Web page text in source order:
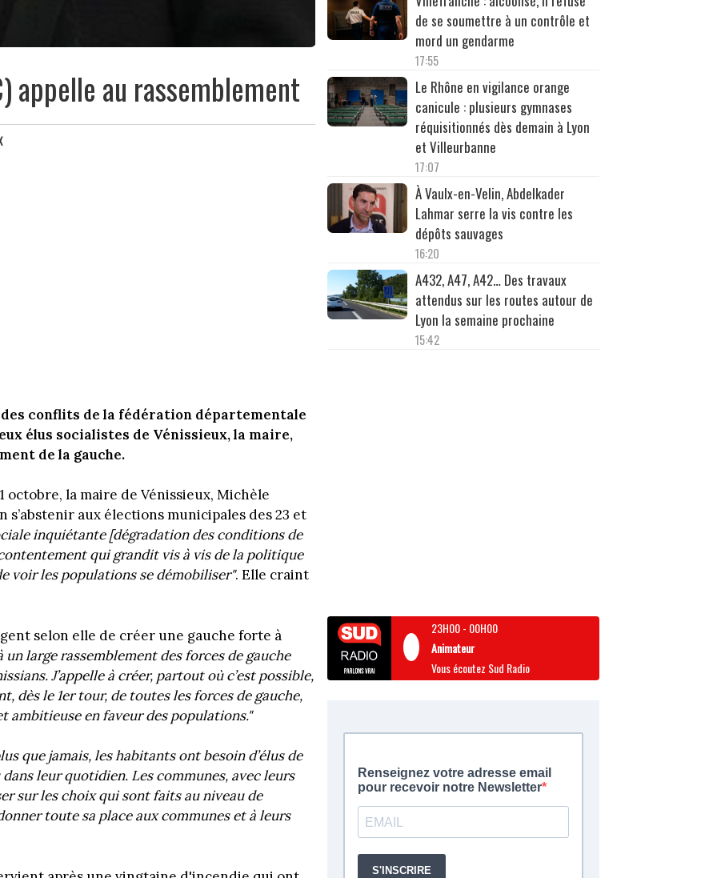
appelle au rassemblement
conflits de la fédération départementale
élus socialistes de Vénissieux, la maire,
de la gauche.
octobre, la maire de Vénissieux, Michèle
s’abstenir aux élections municipales des 23 et
inquiétante [dégradation des conditions de
qui grandit vis à vis de la politique
voir les populations se démobiliser". Elle craint
selon elle de créer une gauche forte à
un large rassemblement des forces de gauche
J’appelle à créer, partout où c’est possible,
dès le 1er tour, de toutes les forces de gauche,
en faveur des populations."
que jamais, les habitants ont besoin d’élus de
leur quotidien. Les communes, avec leurs
sur les choix qui sont faits au niveau de
toute sa place aux communes et à leurs
de se soumettre à un contrôle et
mord un gendarme
17:55
Le Rhône en vigilance orange
canicule : plusieurs gymnases
réquisitionnés dès demain à Lyon
et Villeurbanne
17:07
À Vaulx-en-Velin, Abdelkader
Lahmar serre la vis contre les
dépôts sauvages
16:20
A432, A47, A42… Des travaux
attendus sur les routes autour de
Lyon la semaine prochaine
15:42
23H00- 00H00
Animateur
Vous écoutez Sud Radio